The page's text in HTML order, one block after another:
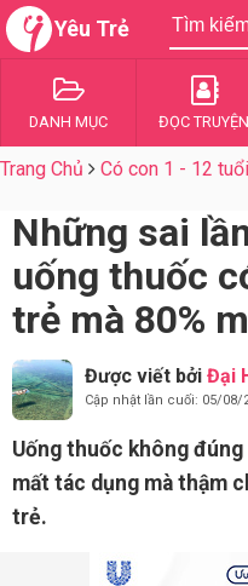
Yêu Trẻ
DANH MỤC ĐỌC TRUYỆN
Trang Chủ Có con 1 - 12 tuổi
Những sai
uống thuốc
trẻ mà 80%
Được viết bởi Đại
Cập nhật lần cuối: 05/08/
Uống thuốc không
mất tác dụng mà thậm
trẻ.